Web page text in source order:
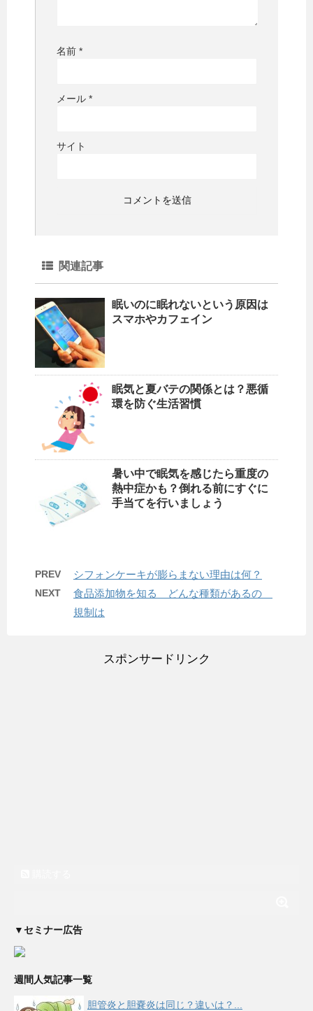
名前 *
メール *
サイト
関連記事
眠いのに眠れないという原因は
スマホやカフェイン
眠気と夏バテの関係とは？悪循
環を防ぐ生活習慣
暑い中で眠気を感じたら重度の
熱中症かも？倒れる前にすぐに
手当てを行いましょう
PREV シフォンケーキが膨らまない理由は何？
NEXT
食品添加物を知る どんな種類があるの
規制は
スポンサードリンク
▼セミナー広告
週間人気記事一覧
胆管炎と胆嚢炎は同じ？違いは？...